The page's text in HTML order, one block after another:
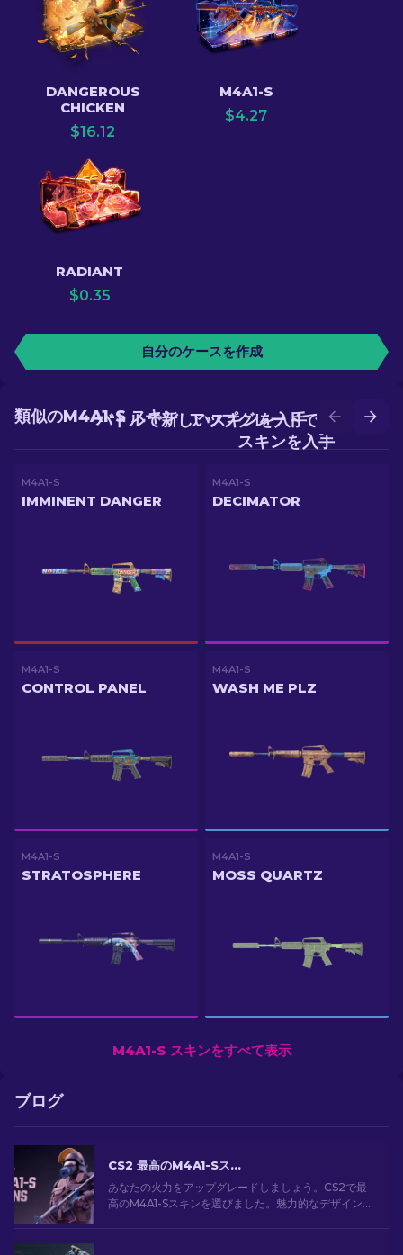
DANGEROUS
CHICKEN
$16.12
M4A1-S
$4.27
RADIANT
$0.35
自分のケースを作成
アップグレードでより良い
スキンを入手
バトルで新しいスキンを入手
類似のM4A1-S スキン
M4A1-S
IMMINENT DANGER
M4A1-S
DECIMATOR
M4A1-S
CONTROL PANEL
M4A1-S
WASH ME PLZ
M4A1-S
STRATOSPHERE
M4A1-S
MOSS QUARTZ
M4A1-S スキンをすべて表示
ブログ
CS2 最高のM4A1-Sスキン [2026]
あなたの火力をアップグレードしましょう。CS2で最
高のM4A1-Sスキンを選びました。魅力的なデザインの